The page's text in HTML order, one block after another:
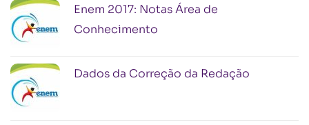
Enem 2017: Notas Área de
Conhecimento
Dados da Correção da Redação